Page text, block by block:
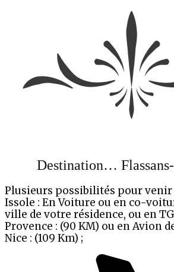
Destination…
Plusieurs possibilités pour venir
Issole : En Voiture ou en co-
ville de votre résidence, ou en
Provence : (90 KM) ou en Avion
Nice : (109 Km) ;